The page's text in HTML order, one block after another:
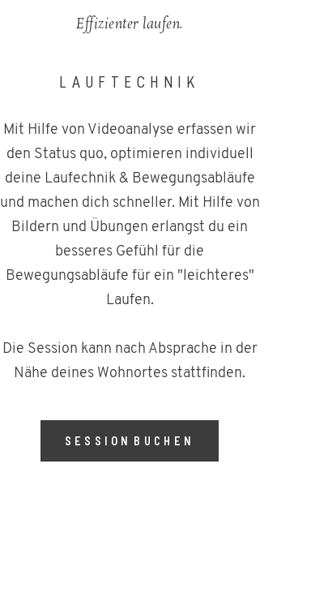
Effizienter laufen.
LAUFTECHNIK
Mit Hilfe von Videoanalyse erfassen wir
den Status quo, optimieren individuell
deine Laufechnik & Bewegungsabläufe
und machen dich schneller. Mit Hilfe von
Bildern und Übungen erlangst du ein
besseres Gefühl für die
Bewegungsabläufe für ein "leichteres"
Laufen.
Die Session kann nach Absprache in der
Nähe deines Wohnortes stattfinden.
SESSION BUCHEN